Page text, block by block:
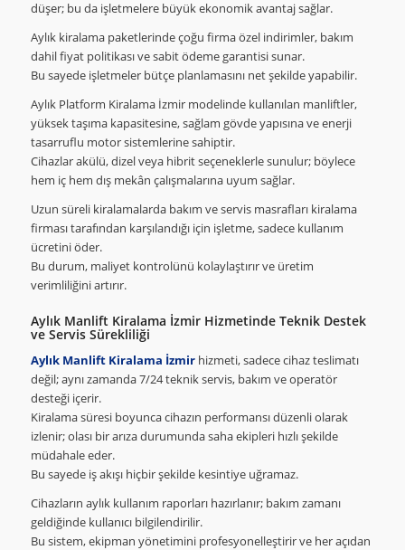
düşer; bu da işletmelere büyük ekonomik avantaj sağlar.
Aylık kiralama paketlerinde çoğu firma özel indirimler, bakım
dahil fiyat politikası ve sabit ödeme garantisi sunar.
Bu sayede işletmeler bütçe planlamasını net şekilde yapabilir.
Aylık Platform Kiralama İzmir modelinde kullanılan manliftler,
yüksek taşıma kapasitesine, sağlam gövde yapısına ve enerji
tasarruflu motor sistemlerine sahiptir.
Cihazlar akülü, dizel veya hibrit seçeneklerle sunulur; böylece
hem iç hem dış mekân çalışmalarına uyum sağlar.
Uzun süreli kiralamalarda bakım ve servis masrafları kiralama
firması tarafından karşılandığı için işletme, sadece kullanım
ücretini öder.
Bu durum, maliyet kontrolünü kolaylaştırır ve üretim
verimliliğini artırır.
Aylık Manlift Kiralama İzmir Hizmetinde Teknik Destek
ve Servis Sürekliliği
Aylık Manlift Kiralama İzmirhizmeti, sadece cihaz teslimatı
değil; aynı zamanda 7/24 teknik servis, bakım ve operatör
desteği içerir.
Kiralama süresi boyunca cihazın performansı düzenli olarak
izlenir; olası bir arıza durumunda saha ekipleri hızlı şekilde
müdahale eder.
Bu sayede iş akışı hiçbir şekilde kesintiye uğramaz.
Cihazların aylık kullanım raporları hazırlanır; bakım zamanı
geldiğinde kullanıcı bilgilendirilir.
Bu sistem, ekipman yönetimini profesyonelleştirir ve her açıdan